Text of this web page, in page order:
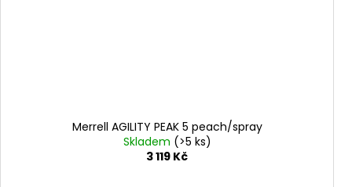
Merrell AGILITY PEAK 5 peach/spray
Skladem (>5 ks)
3 119 Kč